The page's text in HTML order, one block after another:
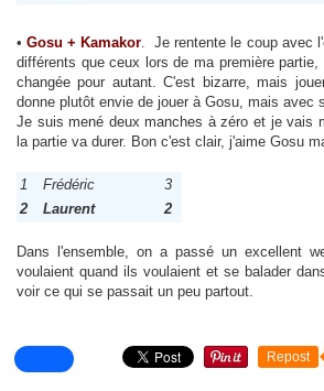
•Gosu + Kamakor. Je rentente le coup avec
différents que ceux lors de ma première
changée pour autant. C'est bizarre, mais
donne plutôt envie de jouer à Gosu, mais avec
Je suis mené deux manches à zéro et je vais
la partie va durer. Bon c'est clair, j'aime Gosu
1 Frédéric
3
2
Laurent 2
Dans l'ensemble, on a passé un excellent
voulaient quand ils voulaient et se balader
voir ce qui se passait un peu partout.
Repost